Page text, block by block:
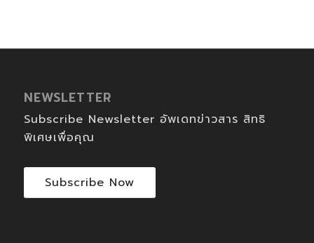
NEWSLETTER
Subscribe Newsletter อัพเดทข่าวสาร สิทธิ
พิเศษเพื่อคุณ
Subscribe Now